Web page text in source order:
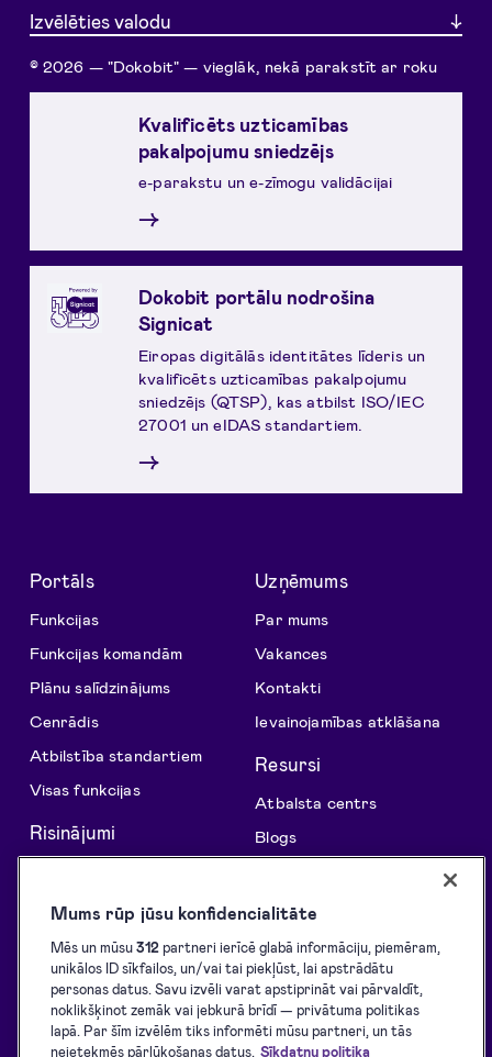
Izvēlēties valodu
© 2026 — "Dokobit" — vieglāk, nekā parakstīt ar roku
Kvalificēts uzticamības
pakalpojumu sniedzējs
e-parakstu un e-zīmogu validācijai
→
Dokobit portālu nodrošina
Signicat
Eiropas digitālās identitātes līderis un
kvalificēts uzticamības pakalpojumu
sniedzējs (QTSP), kas atbilst ISO/IEC
27001 un eIDAS standartiem.
→
Portāls
Funkcijas
Funkcijas komandām
Plānu salīdzinājums
Cenrādis
Atbilstība standartiem
Visas funkcijas
Risinājumi
Parakstu vākšana
E-parakstīšana
E-identifikācija
E-zīmogošana
Uzņēmums
Par mums
Vakances
Kontakti
Ievainojamības atklāšana
Resursi
Atbalsta centrs
Blogs
Izstrādātājiem
Atbalstītie eID rīki
Lejupielādes
Pakalpojumu sniegšanas
noteikumi
Mums rūp jūsu konfidencialitāte
Mēs un mūsu312partneri ierīcē glabā informāciju, piemēram,
unikālos ID sīkfailos, un/vai tai piekļūst, lai apstrādātu
personas datus. Savu izvēli varat apstiprināt vai pārvaldīt,
noklikšķinot zemāk vai jebkurā brīdī — privātuma politikas
lapā. Par šīm izvēlēm tiks informēti mūsu partneri, un tās
neietekmēs pārlūkošanas datus. Sīkdatņu politika